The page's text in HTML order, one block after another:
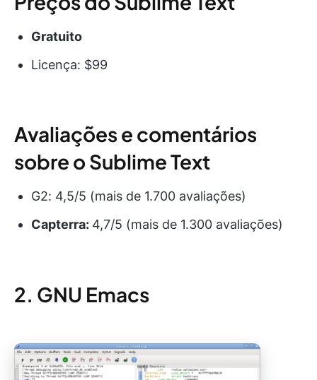
Gratuito
Licença: $99
Avaliações e comentários
sobre o Sublime Text
G2: 4,5/5 (mais de 1.700 avaliações)
Capterra: 4,7/5 (mais de 1.300 avaliações)
2. GNU Emacs